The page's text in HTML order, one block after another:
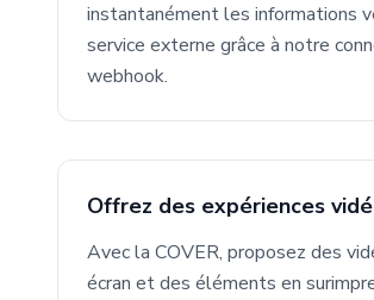
instantanément les informations
service externe grâce à notre
webhook.
Offrez des expériences
Avec la COVER, proposez des
écran et des éléments en